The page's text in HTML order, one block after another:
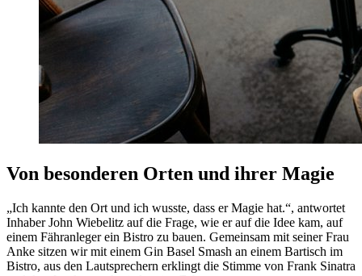
Von besonderen Orten und ihrer Magie
„Ich kannte den Ort und ich wusste, dass er Magie hat.“, antwortet
Inhaber John Wiebelitz auf die Frage, wie er auf die Idee kam, auf
einem Fähranleger ein Bistro zu bauen. Gemeinsam mit seiner Frau
Anke sitzen wir mit einem Gin Basel Smash an einem Bartisch im
Bistro, aus den Lautsprechern erklingt die Stimme von Frank Sinatra